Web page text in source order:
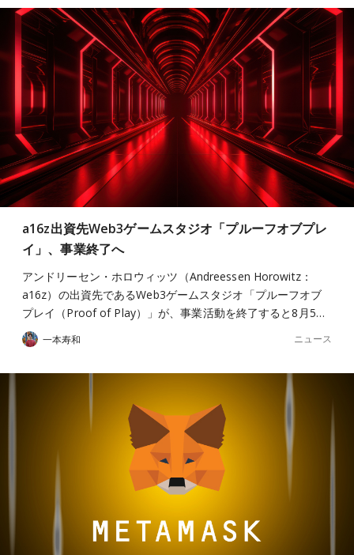
a16z出資先Web3ゲームスタジオ「プルーフオブプレ
イ」、事業終了へ
アンドリーセン・ホロウィッツ（Andreessen Horowitz：
a16z）の出資先であるWeb3ゲームスタジオ「プルーフオブ
プレイ（Proof of Play）」が、事業活動を終了すると8月5…
一本寿和 ニュース